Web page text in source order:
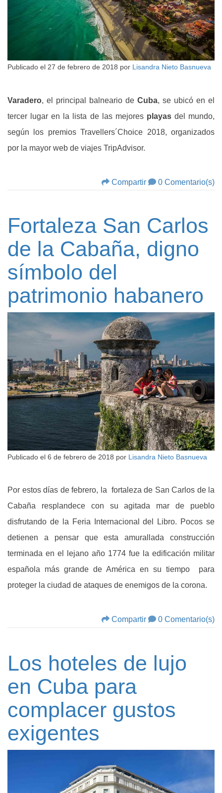
Publicado el 27 de febrero de 2018 por Lisandra Nieto Basnueva
Varadero, el principal balneario de Cuba, se ubicó en el
tercer lugar en la lista de las mejores playasdel mundo,
según los premios Travellers´Choice 2018, organizados
por la mayor web de viajes TripAdvisor.
Compartir 0 Comentario(s)
Fortaleza San Carlos
de la Cabaña, digno
símbolo del
patrimonio habanero
Publicado el 6 de febrero de 2018 por Lisandra Nieto Basnueva
Por estos días de febrero, la fortaleza de San Carlos de la
Cabaña resplandece con su agitada mar de pueblo
disfrutando de la Feria Internacional del Libro. Pocos se
detienen a pensar que esta amurallada construcción
terminada en el lejano año 1774 fue la edificación militar
española más grande de América en su tiempo para
proteger la ciudad de ataques de enemigos de la corona.
Compartir 0 Comentario(s)
Los hoteles de lujo
en Cuba para
complacer gustos
exigentes